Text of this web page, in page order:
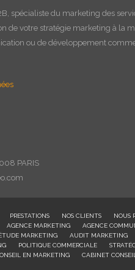
, spécialiste du marketing des
de votre stratégie marketing à la
ou de développement
PARIS
PRESTATIONS NOS CLIENTS NOUS
AGENCE MARKETING AGENCE
MARKETING AUDIT MARKETING
POLITIQUE COMMERCIALE
EN MARKETING CABINET